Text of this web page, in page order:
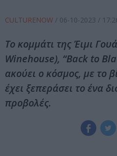
CULTURENOW / 06-10-2023 /
Το κομμάτι της Έιμι
Winehouse), “Back to
ακούει ο κόσμος, με το
έχει ξεπεράσει το ένα
προβολές.